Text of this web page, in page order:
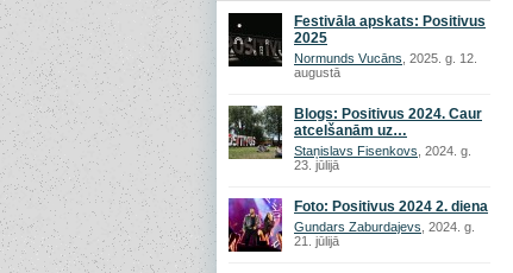
Festivāla apskats: Positivus
2025
Normunds Vucāns , 2025. g. 12.
augustā
Blogs: Positivus 2024. Caur
atcelšanām uz…
Staņislavs Fisenkovs , 2024. g.
23. jūlijā
Foto: Positivus 2024 2. diena
Gundars Zaburdajevs , 2024. g.
21. jūlijā